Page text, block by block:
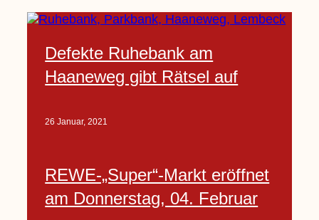
Defekte Ruhebank am
Haaneweg gibt Rätsel auf
26 Januar, 2021
REWE-„Super“-Markt eröffnet
am Donnerstag, 04. Februar